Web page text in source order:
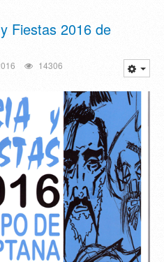
Fiestas 2016 de
14306